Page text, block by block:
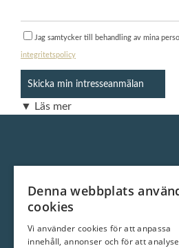
Jag samtycker till behandling av mina
integritetspolicy
▼ Läs mer
Vi är ett klassiskt
inställningen att varje
ambition är att alltid
Denna webbplats
cookies
Vi använder cookies för att anpassa
innehåll, annonser och för att